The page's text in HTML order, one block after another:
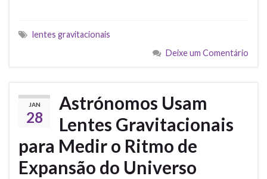
lentes gravitacionais
Deixe um Comentário
JAN
28
Astrónomos Usam
Lentes Gravitacionais
para Medir o Ritmo de
Expansão do Universo